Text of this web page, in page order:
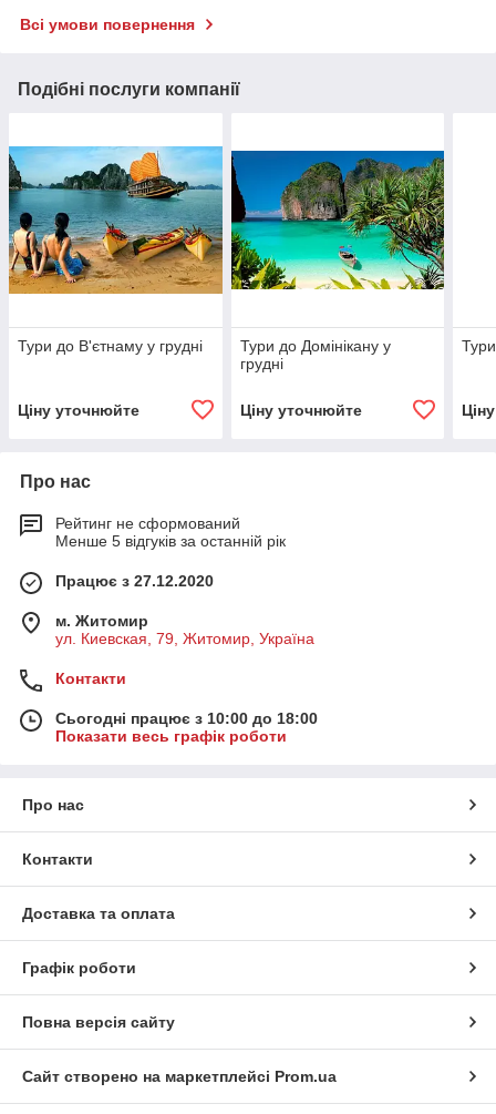
Всі умови повернення
Подібні послуги компанії
Тури до В'єтнаму у грудні
Ціну уточнюйте
Тури до Домінікану у
грудні
Ціну уточнюйте
Про нас
Рейтинг не сформований
Менше 5 відгуків за останній рік
Працює з 27.12.2020
м. Житомир
ул. Киевская, 79, Житомир, Україна
Контакти
Сьогодні працює з 10:00 до 18:00
Показати весь графік роботи
Про нас
Контакти
Доставка та оплата
Графік роботи
Повна версія сайту
Сайт створено на маркетплейсі Prom.ua